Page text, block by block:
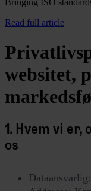
Bringing ISO
Read full article
websitet,
1. Hvem vi
os